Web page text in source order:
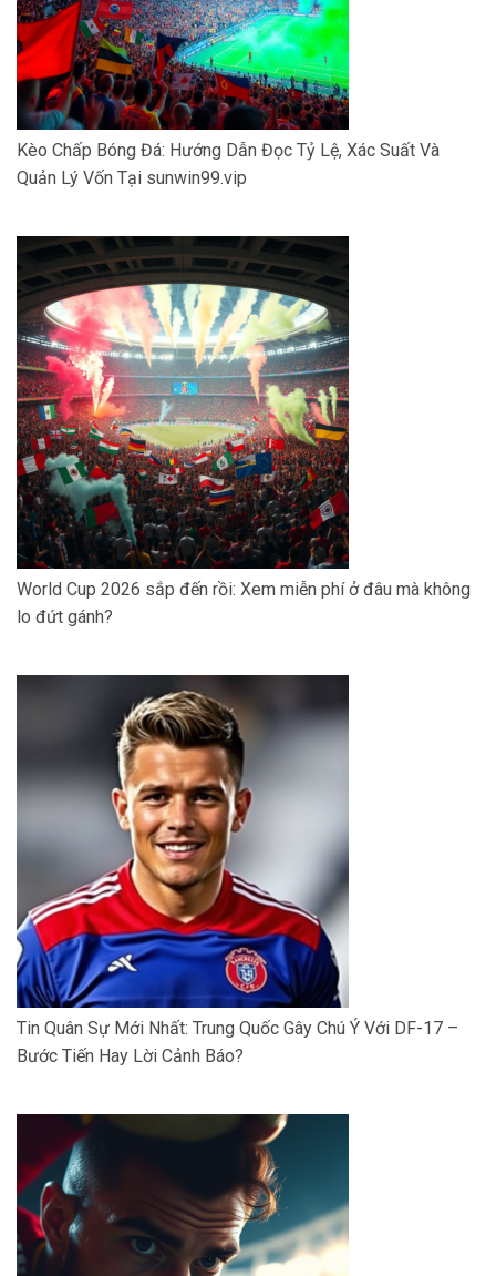
Kèo Chấp Bóng Đá: Hướng Dẫn Đọc Tỷ Lệ, Xác Suất Và
Quản Lý Vốn Tại sunwin99.vip
World Cup 2026 sắp đến rồi: Xem miễn phí ở đâu mà không
lo đứt gánh?
Tin Quân Sự Mới Nhất: Trung Quốc Gây Chú Ý Với DF-17 –
Bước Tiến Hay Lời Cảnh Báo?